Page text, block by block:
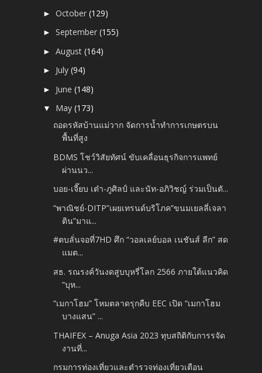
►October(129)
►September(155)
►August(164)
► July(94)
► June(148)
▼ May(173)
ถอดรหัสบ้านแม่วาก จัดการน้ำทำการเกษตรบน
พื้นที่สูง
BDMS โชว์วิสัยทัศน์ ขับเคลื่อนธุรกิจการแพทย์
ผ่านนว...
บอย-เจี๊ยบ เต๋า-ภูศิลป์ และนัท-อภิวิชญ์ ร่วมเป็นตั...
“พาณิชย์-DITP”เผยเทรนด์บริโภค“ขนมเยลลี่เจลา
ติน”มาแ...
#ตบลั่นจอที่7HD ศึก “วอลเลย์บอล เนชันส์ ลีก” สด
แมต...
สธ. รณรงค์วันงดสูบบุหรี่โลก 2566 ภายใต้แนวคิด
“บุห...
“เมกาโฮม” โหมตลาดรุกคืบ EEC เปิด “เมกาโฮม
บางแสน” ...
THAIFEX – Anuga Asia 2023 ทุบสถิติกับการรจัด
งานที่...
กรมการท่องเที่ยวและตำรวจท่องเที่ยวเตือน